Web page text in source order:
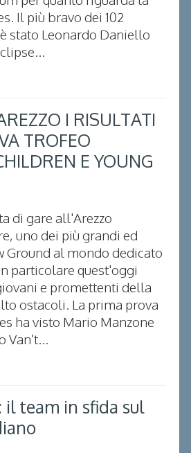
Il più bravo dei 102
stato Leonardo Daniello
I RISULTATI
TROFEO
E YOUNG
di gare all'Arezzo
uno dei più grandi ed
Ground al mondo dedicato
particolare quest'oggi
e promettenti della
ostacoli. La prima prova
ha visto Mario Manzone
Van't...
il team in sfida sul